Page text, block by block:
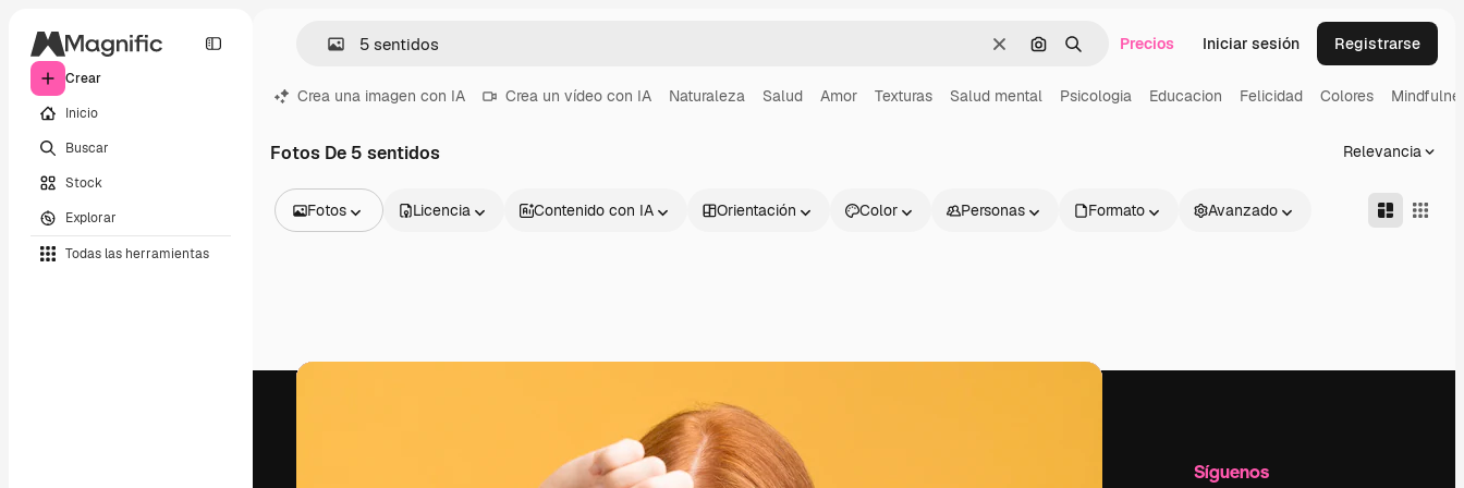
Crear
Inicio
Buscar
Stock
Explorar
Todas las herramientas
BorrarBuscar por imagen
BuscarPrecios Iniciar sesión Registrarse
Crea una imagen con IA Crea un vídeo con IA Naturaleza Salud Amor Texturas Salud mental Psicologia Educacion Felicidad Colores
Fotos De 5 sentidos Relevancia
Fotos
Vídeos
Licencia Contenido con IA Orientación Color Personas Formato Avanzado
Productos Síguenos